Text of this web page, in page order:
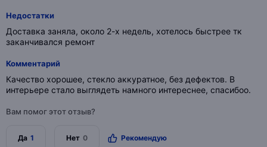
Недостатки
Доставка заняла, около 2-х недель, хотелось быстрее тк
заканчивался ремонт
Комментарий
Качество хорошее, стекло аккуратное, без дефектов. В
интерьере стало выглядеть намного интереснее, спасибоо.
Вам помог этот отзыв?
Да 1 Нет 0 Рекомендую